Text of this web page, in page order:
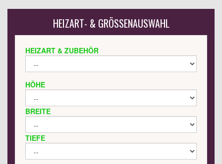
HEIZART- & GRÖSSENAUSWAHL
HEIZART & ZUBEHÖR
HÖHE
BREITE
TIEFE